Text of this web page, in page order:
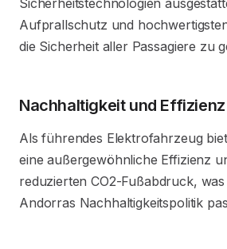
Sicherheitstechnologien
Aufprallschutz und
die Sicherheit aller Passagiere zu
Nachhaltigkeit und Effizienz
Als führendes Elektrofahrzeug
eine außergewöhnliche Effizienz
reduzierten CO2-Fußabdruck,
Andorras Nachhaltigkeitspolitik